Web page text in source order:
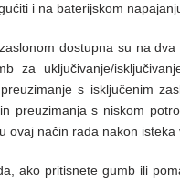
i na baterijskom
dostupna su na
za uključivanje/
s isključenim
preuzimanja s niskom
ovaj način rada nakon isteka
ako pritisnete gumb ili